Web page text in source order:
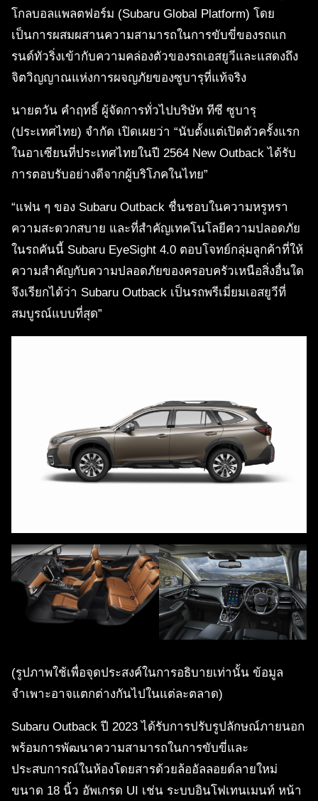
โกลบอลแพลตฟอร์ม (Subaru Global Platform) โดย
เป็นการผสมผสานความสามารถในการขับขี่ของรถแก
รนด์ทัวริ่งเข้ากับความคล่องตัวของรถเอสยูวีและแสดงถึง
จิตวิญญาณแห่งการผจญภัยของซูบารุที่แท้จริง
นายตวัน คำฤทธิ์ ผู้จัดการทั่วไปบริษัท ทีซี ซูบารุ
(ประเทศไทย) จำกัด เปิดเผยว่า “นับตั้งแต่เปิดตัวครั้งแรก
ในอาเซียนที่ประเทศไทยในปี 2564 New Outback ได้รับ
การตอบรับอย่างดีจากผู้บริโภคในไทย”
“แฟน ๆ ของ Subaru Outback ชื่นชอบในความหรูหรา
ความสะดวกสบาย และที่สำคัญเทคโนโลยีความปลอดภัย
ในรถคันนี้ Subaru EyeSight 4.0 ตอบโจทย์กลุ่มลูกค้าที่ให้
ความสำคัญกับความปลอดภัยของครอบครัวเหนือสิ่งอื่นใด
จึงเรียกได้ว่า Subaru Outback เป็นรถพรีเมี่ยมเอสยูวีที่
สมบูรณ์แบบที่สุด”
(รูปภาพใช้เพื่อจุดประสงค์ในการอธิบายเท่านั้น ข้อมูล
จำเพาะอาจแตกต่างกันไปในแต่ละตลาด)
Subaru Outback ปี 2023 ได้รับการปรับรูปลักษณ์ภายนอก
พร้อมการพัฒนาความสามารถในการขับขี่และ
ประสบการณ์ในห้องโดยสารด้วยล้ออัลลอยด์ลายใหม่
ขนาด 18 นิ้ว อัพเกรด UI เช่น ระบบอินโฟเทนเมนท์ หน้า